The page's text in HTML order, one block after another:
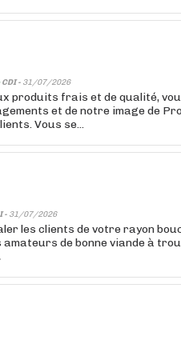
CDI - 31/07/2026
produits frais et de qualité,
et de notre image de
Vous se...
- 31/07/2026
les clients de votre rayon
amateurs de bonne viande à